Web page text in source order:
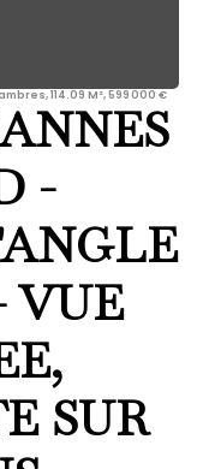
114.09 M², 599 000 €
-
VUE
SUR